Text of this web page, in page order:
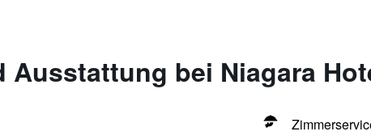
Ausstattung bei Niagara